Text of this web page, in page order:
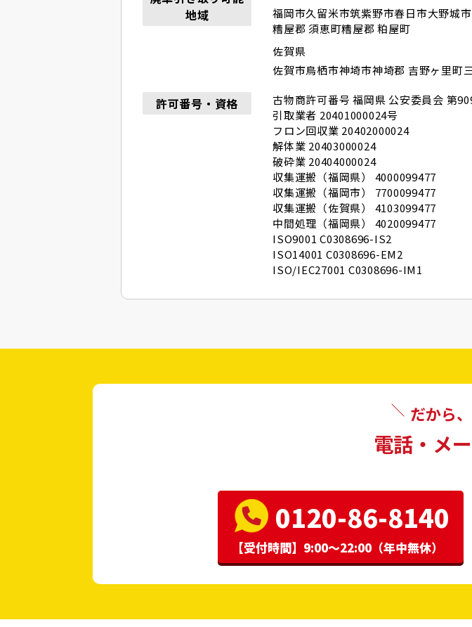
地域
福岡市久留米市筑紫野市春日市大野城市
糟屋郡 須恵町糟屋郡 粕屋町
佐賀県
佐賀市鳥栖市神埼市神埼郡 吉野ヶ里町
許可番号・資格 古物商許可番号 福岡県 公安委員会 第
引取業者 20401000024号
フロン回収業 20402000024
解体業 20403000024
破砕業 20404000024
収集運搬（福岡県） 4000099477
収集運搬（福岡市） 7700099477
収集運搬（佐賀県） 4103099477
中間処理（福岡県） 4020099477
ISO9001 C0308696-IS2
ISO14001 C0308696-EM2
ISO/IEC27001 C0308696-IM1
だから
電話・メ
0120-86-8140
【受付時間】9:00〜22:00（年中無休）